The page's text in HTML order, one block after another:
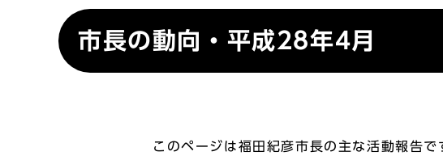
市長の動向・平成28年4月
このページは福田紀彦市長の主な活動報告で